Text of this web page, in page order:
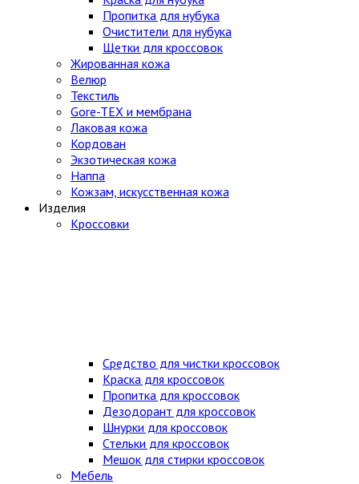
Пропитка для нубука
Очистители для нубука
Щетки для кроссовок
Жированная кожа
Велюр
Текстиль
Gore-TEX и мембрана
Лаковая кожа
Кордован
Экзотическая кожа
Наппа
Кожзам, искусственная кожа
Изделия
Кроссовки
Средство для чистки кроссовок
Краска для кроссовок
Пропитка для кроссовок
Дезодорант для кроссовок
Шнурки для кроссовок
Стельки для кроссовок
Мешок для стирки кроссовок
Мебель